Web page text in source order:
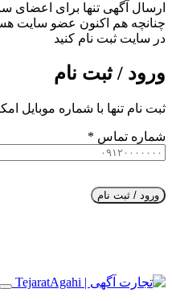
ارسال آگهی تنها برای اعضای
چنانچه هم‌ اکنون عضو سایت
در سایت ثبت نام کنید
ورود / ثبت نام
ثبت نام تنها با شماره موبایل
شماره تماس *
ورود / ثبت نام